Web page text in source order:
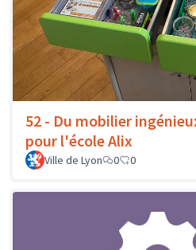
52 - Du mobilier
pour l'école Alix
Ville de Lyon 0 0